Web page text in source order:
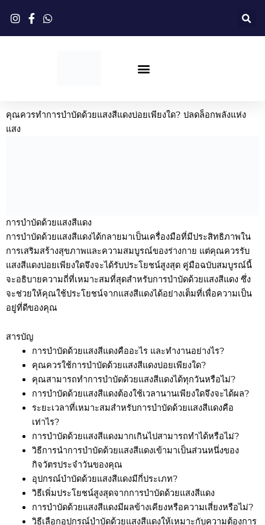
ยัง
คุณควรทำการบำบัดด้วยแสงสีแดงบ่อยเพียงใด? ปลดล็อกพลังแห่ง
แสง
การบำบัดด้วยแสงสีแดง
การบำบัดด้วยแสงสีแดงได้กลายมาเป็นเครื่องมือที่มีประสิทธิภาพใน
การเสริมสร้างสุขภาพและความสมบูรณ์ของร่างกาย แต่คุณควรรับ
แสงสีแดงบ่อยเพียงใดจึงจะได้รับประโยชน์สูงสุด คู่มือฉบับสมบูรณ์นี้
จะอธิบายความถี่ที่เหมาะสมที่สุดสำหรับการบำบัดด้วยแสงสีแดง ซึ่ง
จะช่วยให้คุณใช้ประโยชน์จากแสงสีแดงได้อย่างเต็มที่เพื่อความเป็น
อยู่ที่ดีของคุณ
สารบัญ
การบำบัดด้วยแสงสีแดงคืออะไร และทำงานอย่างไร?
คุณควรใช้การบำบัดด้วยแสงสีแดงบ่อยเพียงใด?
คุณสามารถทำการบำบัดด้วยแสงสีแดงได้ทุกวันหรือไม่?
การบำบัดด้วยแสงสีแดงต้องใช้เวลานานเพียงใดจึงจะได้ผล?
ระยะเวลาที่เหมาะสมสำหรับการบำบัดด้วยแสงสีแดงคือ
เท่าไร?
การบำบัดด้วยแสงสีแดงมากเกินไปสามารถทำได้หรือไม่?
วิธีการนำการบำบัดด้วยแสงสีแดงเข้ามาเป็นส่วนหนึ่งของ
กิจวัตรประจำวันของคุณ
อุปกรณ์บำบัดด้วยแสงสีแดงมีกี่ประเภท?
วิธีเพิ่มประโยชน์สูงสุดจากการบำบัดด้วยแสงสีแดง
การบำบัดด้วยแสงสีแดงมีผลข้างเคียงหรือความเสี่ยงหรือไม่?
วิธีเลือกอุปกรณ์บำบัดด้วยแสงสีแดงให้เหมาะกับความต้องการ